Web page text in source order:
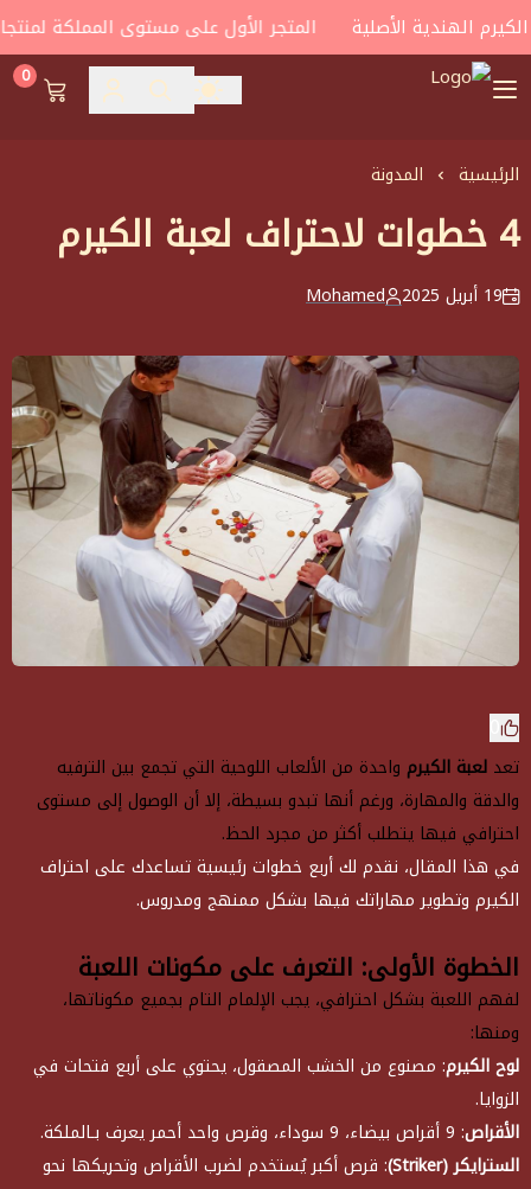
الهندية الأصلية المتجر الأول على مستوى المملكة
0
الرئيسية المدونة
4 خطوات لاحتراف لعبة الكيرم
19 أبريل 2025 Mohamed
تعد لعبة الكيرم واحدة من الألعاب اللوحية التي تجمع بين الترفيه
والدقة والمهارة، ورغم أنها تبدو بسيطة، إلا أن الوصول إلى مستوى
احترافي فيها يتطلب أكثر من مجرد الحظ.
في هذا المقال، نقدم لك أربع خطوات رئيسية تساعدك على احتراف
الكيرم وتطوير مهاراتك فيها بشكل ممنهج ومدروس.
الخطوة الأولى: التعرف على مكونات اللعبة
لفهم اللعبة بشكل احترافي، يجب الإلمام التام بجميع مكوناتها،
ومنها:
لوح الكيرم: مصنوع من الخشب المصقول، يحتوي على أربع فتحات في
الزوايا.
الأقراص: 9 أقراص بيضاء، 9 سوداء، وقرص واحد أحمر يعرف بـالملكة.
السترايكر (Striker)
: قرص أكبر يُستخدم لضرب الأقراص وتحريكها نحو